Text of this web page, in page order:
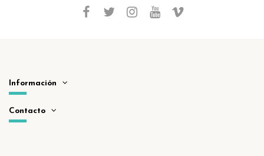
Información
Contacto